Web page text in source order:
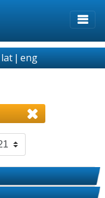
lat|eng